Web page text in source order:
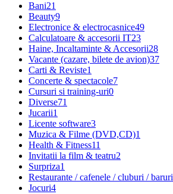
Bani21
Beauty9
Electronice & electrocasnice49
Calculatoare & accesorii IT23
Haine, Incaltaminte & Accesorii28
Vacante (cazare, bilete de avion)37
Carti & Reviste1
Concerte & spectacole7
Cursuri si training-uri0
Diverse71
Jucarii1
Licente software3
Muzica & Filme (DVD,CD)1
Health & Fitness11
Invitatii la film & teatru2
Surpriza1
Restaurante / cafenele / cluburi / baruri
Jocuri4